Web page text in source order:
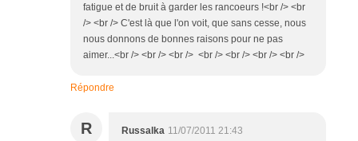
fatigue et de bruit à garder les rancoeurs !<br /> <br
/> <br /> C'est là que l'on voit, que sans cesse, nous
nous donnons de bonnes raisons pour ne pas
aimer...<br /> <br /> <br /> <br /> <br /> <br /> <br />
Répondre
R Russalka 11/07/2011 21:43